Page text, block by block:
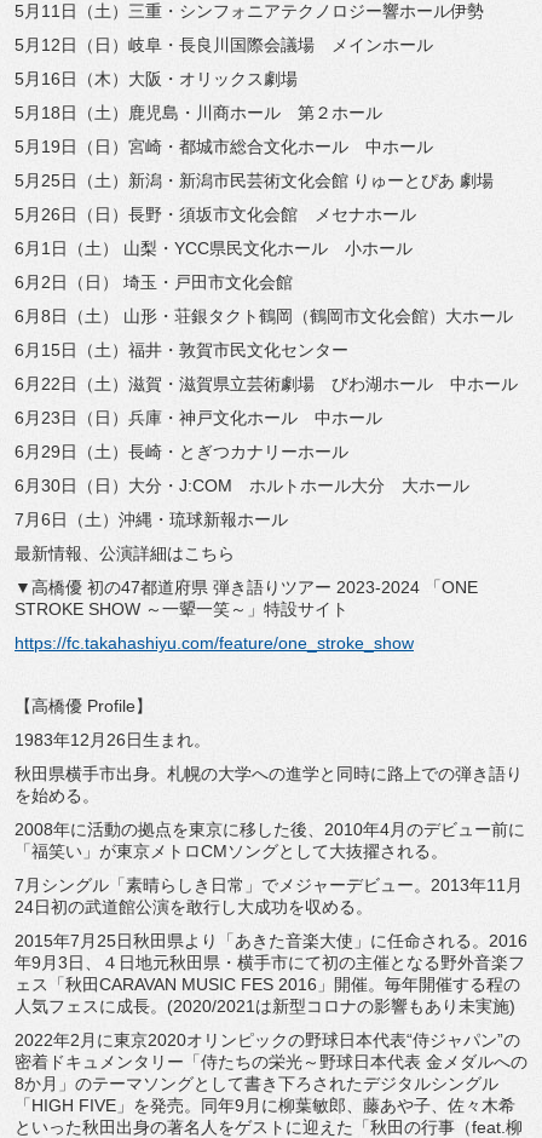
5月11日（土）三重・シンフォニアテクノロジー響ホール伊勢
5月12日（日）岐阜・長良川国際会議場 メインホール
5月16日（木）大阪・オリックス劇場
5月18日（土）鹿児島・川商ホール 第２ホール
5月19日（日）宮崎・都城市総合文化ホール 中ホール
5月25日（土）新潟・新潟市民芸術文化会館 りゅーとぴあ 劇場
5月26日（日）長野・須坂市文化会館 メセナホール
6月1日（土） 山梨・YCC県民文化ホール 小ホール
6月2日（日） 埼玉・戸田市文化会館
6月8日（土） 山形・荘銀タクト鶴岡（鶴岡市文化会館）大ホール
6月15日（土）福井・敦賀市民文化センター
6月22日（土）滋賀・滋賀県立芸術劇場 びわ湖ホール 中ホール
6月23日（日）兵庫・神戸文化ホール 中ホール
6月29日（土）長崎・とぎつカナリーホール
6月30日（日）大分・J:COM ホルトホール大分 大ホール
7月6日（土）沖縄・琉球新報ホール
最新情報、公演詳細はこちら
▼高橋優 初の47都道府県 弾き語りツアー 2023-2024 「ONE
STROKE SHOW ～一顰一笑～」特設サイト
https://fc.takahashiyu.com/feature/one_stroke_show
【高橋優 Profile】
1983年12月26日生まれ。
秋田県横手市出身。札幌の大学への進学と同時に路上での弾き語り
を始める。
2008年に活動の拠点を東京に移した後、2010年4月のデビュー前に
「福笑い」が東京メトロCMソングとして大抜擢される。
7月シングル「素晴らしき日常」でメジャーデビュー。2013年11月
24日初の武道館公演を敢行し大成功を収める。
2015年7月25日秋田県より「あきた音楽大使」に任命される。2016
年9月3日、４日地元秋田県・横手市にて初の主催となる野外音楽フ
ェス「秋田CARAVAN MUSIC FES 2016」開催。毎年開催する程の
人気フェスに成長。(2020/2021は新型コロナの影響もあり未実施)
2022年2月に東京2020オリンピックの野球日本代表“侍ジャパン”の
密着ドキュメンタリー「侍たちの栄光～野球日本代表 金メダルへの
8か月」のテーマソングとして書き下ろされたデジタルシングル
「HIGH FIVE」を発売。同年9月に柳葉敏郎、藤あや子、佐々木希
といった秋田出身の著名人をゲストに迎えた「秋田の行事（feat.柳